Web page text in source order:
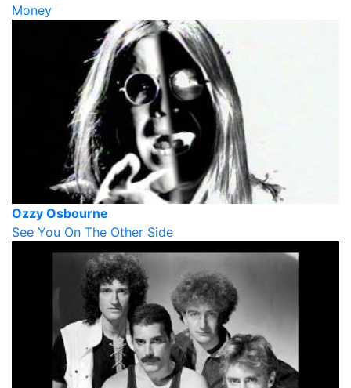
Money
Ozzy Osbourne
See You On The Other Side